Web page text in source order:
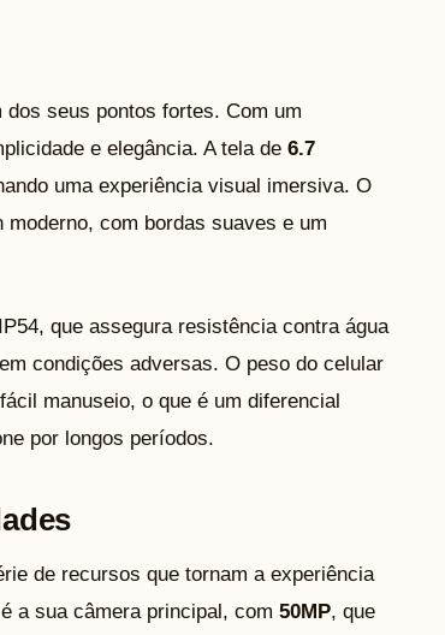
dos seus pontos fortes. Com um
e elegância. A tela de 6.7
uma experiência visual imersiva. O
com bordas suaves e um
que assegura resistência contra água
condições adversas. O peso do celular
manuseio, o que é um diferencial
por longos períodos.
de recursos que tornam a experiência
a sua câmera principal, com 50MP, que